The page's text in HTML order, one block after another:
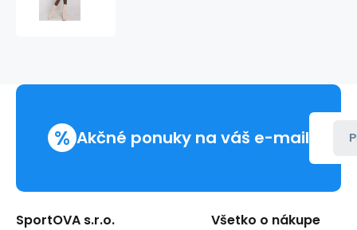
Lakerta
% Akčné ponuky na váš e-mail
SportOVA s.r.o. Všetko o nákupe